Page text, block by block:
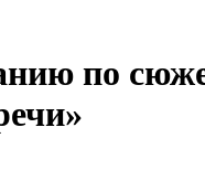
по